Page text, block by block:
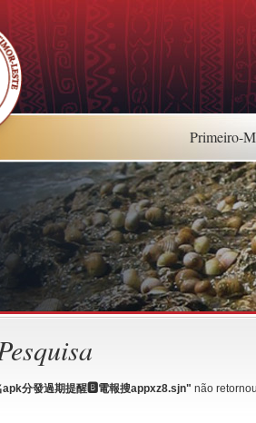
Primeiro-
apk分發過期提醒🅱️電報搜appxz8.sjn" não